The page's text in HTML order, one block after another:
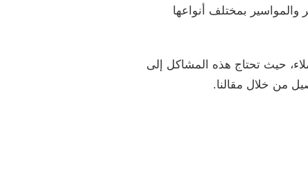
بمختلف أنواعها
حيث تحتاج هذه المشاكل إلى
من خلال مقالنا.